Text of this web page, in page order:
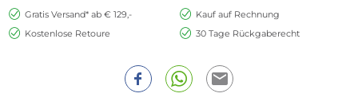
Gratis Versand* ab € 129,-
Kauf auf Rechnung
Kostenlose Retoure
30 Tage Rückgaberecht